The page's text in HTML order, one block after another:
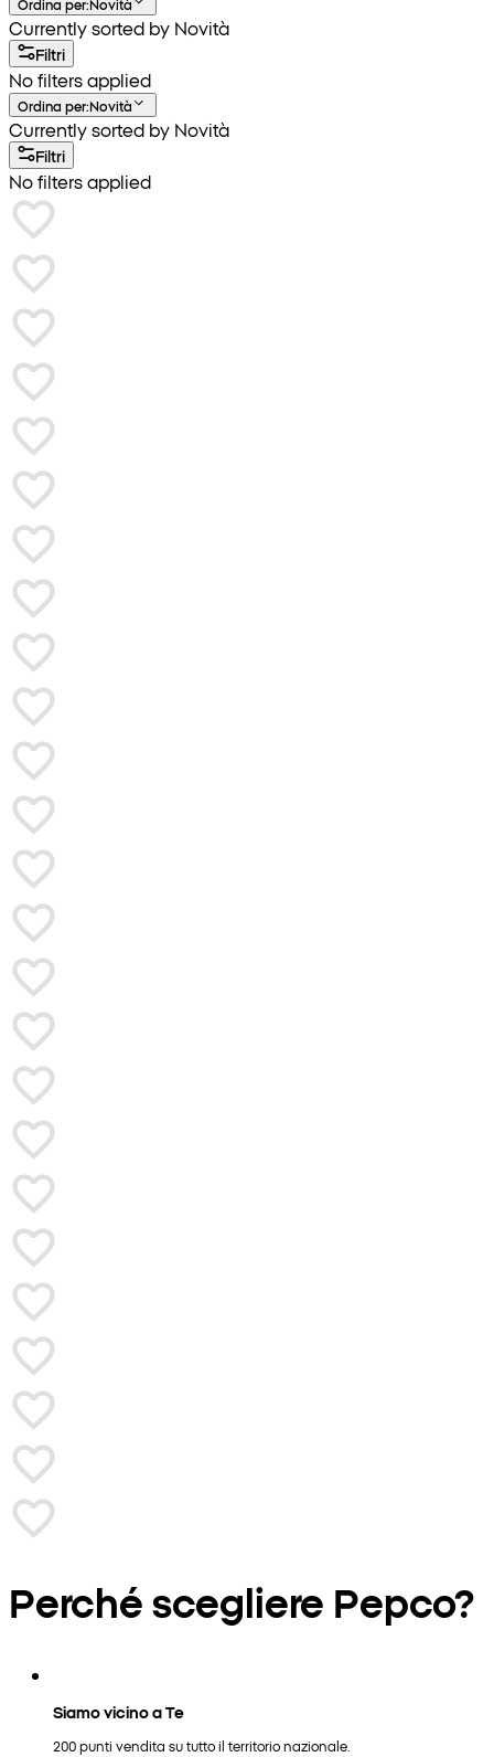
Currently sorted by Novità
Filtri
No filters applied
Ordina per:Novità
Currently sorted by Novità
Filtri
No filters applied
Perché scegliere Pepco?
Siamo vicino a Te
200 punti vendita su tutto il territorio nazionale.